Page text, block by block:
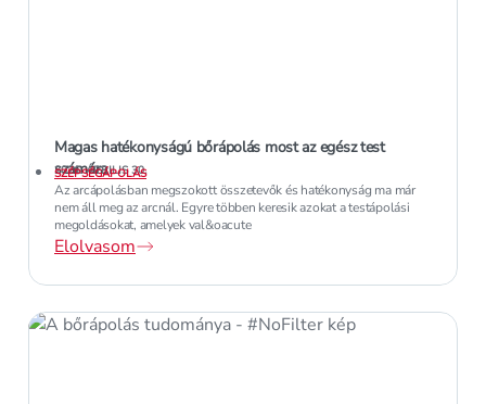
Magas hatékonyságú bőrápolás most az egész test
számára
2026. ÁPRILIS 30.
SZÉPSÉGÁPOLÁS
Az arcápolásban megszokott összetevők és hatékonyság ma már
nem áll meg az arcnál. Egyre többen keresik azokat a testápolási
megoldásokat, amelyek val&oacute
Elolvasom